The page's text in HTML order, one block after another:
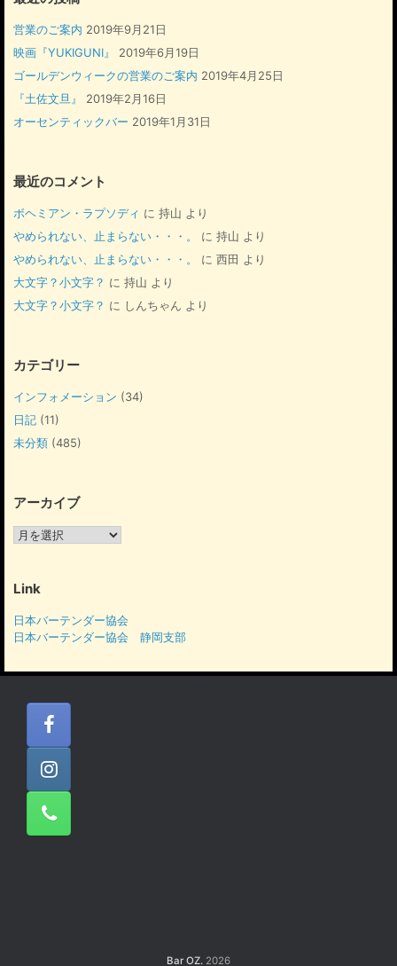
営業のご案内 2019年9月21日
映画『YUKIGUNI』
2019年6月19日
ゴールデンウィークの営業のご案内 2019年4月25日
『土佐文旦』
2019年2月16日
オーセンティックバー 2019年1月31日
最近のコメント
ボヘミアン・ラプソディ に 持山 より
やめられない、止まらない・・・。
に 持山 より
やめられない、止まらない・・・。
に 西田 より
大文字？小文字？ に 持山 より
大文字？小文字？ に しんちゃん より
カテゴリー
インフォメーション (34)
日記 (11)
未分類 (485)
アーカイブ
ア
イ
Link
日本バーテンダー協会
日本バーテンダー協会 静岡支部
Bar OZ. 2026